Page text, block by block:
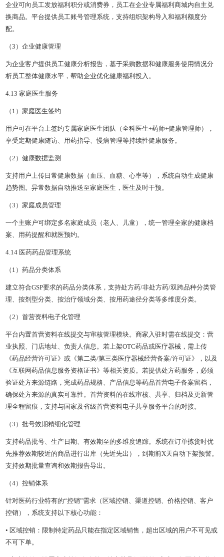
企业可向员工发放福利积分或消费券，员工在企业专属福利商城内自主兑
换商品。平台提供员工账号管理系统，支持组织架构导入和福利额度分
配。
（3）企业健康管理
为企业客户提供员工健康分析报告，基于采购数据和健康服务使用情况分
析员工整体健康水平，帮助企业优化健康福利投入。
4.13 家庭医生服务
（1）家庭医生签约
用户可在平台上签约专属家庭医生团队（全科医生+药师+健康管理师），
享受定期健康随访、用药指导、慢病管理等持续性健康服务。
（2）健康数据监测
支持用户上传日常健康数据（血压、血糖、心率等），系统自动生成健康
趋势图。异常数据自动推送至家庭医生，医生及时干预。
（3）家庭成员管理
一个主账户可绑定多名家庭成员（老人、儿童），统一管理全家的健康档
案、用药提醒和就医预约。
4.14 医药药品管理系统
（1）药品分类体系
建立符合GSP要求的药品分类体系，支持处方药/非处方药/双跨品种分类管
理、按剂型分类、按治疗领域分类、按用药途径分类等多维度分类。
（2）首营资料电子化管理
平台内置首营资料在线提交与审核管理模块。商家入驻时需在线提交：营
业执照、门店地址、负责人信息。若上架OTC药品或医疗器械，需上传
《药品经营许可证》或《第二类/第三类医疗器械经营备案/许可证》，以及
《互联网药品信息服务资格证书》等相关资质。若提供处方药服务，必须
验证处方来源链路，完成药品规格、产品信息等药品首营电子备案留档，
确保处方来源的真实可靠性。首营资料的在线审核、共享、归档及更新管
理全程留痕，支持与国家及省级首营资料电子共享服务平台的对接。
（3）批号效期精细化管理
支持药品批号、生产日期、有效期至的多维度追踪。系统在订单拣货时优
先推荐效期较近的商品进行出库（先近先出），到期前X天自动下架预警。
支持效期批量查询和效期报告导出。
（4）控销体系
针对医药行业特有的“控销”需求（区域控销、渠道控销、价格控销、客户
控销），系统支持以下核心功能：
• 区域控销：限制特定药品只能在指定区域销售，超出区域的用户不可见或
不可下单。